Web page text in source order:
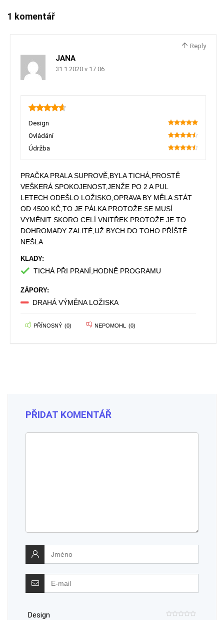
1 komentář
Reply
JANA
31.1.2020 v 17:06
Design
100
Ovládání
90
Údržba
PRAČKA PRALA SUPROVĚ,BYLA TICHÁ,PROSTĚ
VEŠKERÁ SPOKOJENOST,JENŽE PO 2 A PUL
LETECH ODEŠLO LOŽISKO,OPRAVA BY MĚLA STÁT
OD 4500 KČ,TO JE PÁLKA PROTOŽE SE MUSÍ
VYMĚNIT SKORO CELÍ VNITŘEK PROTOŽE JE TO
DOHROMADY ZALITÉ,UŽ BYCH DO TOHO PŘÍŠTĚ
NEŠLA
KLADY:
TICHÁ PŘI PRANÍ,HODNĚ PROGRAMU
ZÁPORY:
DRAHÁ VÝMĚNA LOŽISKA
PŘÍNOSNÝ (0) NEPOMOHL (0)
PŘIDAT KOMENTÁŘ
Design